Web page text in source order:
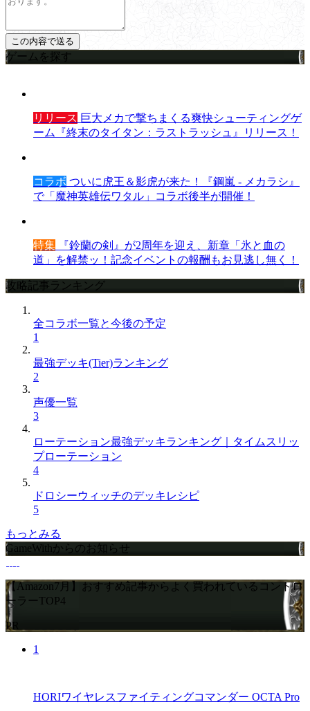
ゲームを探す
リリース 巨大メカで撃ちまくる爽快シューティングゲ
ーム『終末のタイタン：ラストラッシュ』リリース！
コラボ ついに虎王＆影虎が来た！『鋼嵐 - メカラシ』
で「魔神英雄伝ワタル」コラボ後半が開催！
特集 『鈴蘭の剣』が2周年を迎え、新章「氷と血の
道」を解禁ッ！記念イベントの報酬もお見逃し無く！
攻略記事ランキング
全コラボ一覧と今後の予定
1
最強デッキ(Tier)ランキング
2
声優一覧
3
ローテーション最強デッキランキング｜タイムスリッ
プローテーション
4
ドロシーウィッチのデッキレシピ
5
もっとみる
GameWithからのお知らせ
【Amazon7月】おすすめ記事からよく買われているコントロ
ーラーTOP4
PR
1
HORIワイヤレスファイティングコマンダー OCTA Pro